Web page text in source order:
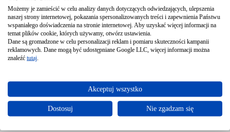
Zawory strefowe zamknij/otwórz DB-VZ z siłownikiem SM
Możemy je zamieścić w celu analizy danych dotyczących odwiedzających, ulepszenia
naszej strony internetowej, pokazania spersonalizowanych treści i zapewnienia Państwu
wspaniałego doświadczenia na stronie internetowej. Aby uzyskać więcej informacji na
temat plików cookie, których używamy, otwórz ustawienia.
Dane są gromadzone w celu personalizacji reklam i pomiaru skuteczności kampanii
reklamowych. Dane mogą być udostępniane Google LLC, więcej informacji można
znaleźć tutaj
Akceptuj wszystko
Dostosuj Nie zgadzam się